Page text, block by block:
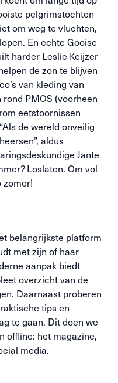
pelgrimstochten
om weg te vluchten,
En echte Gooise
harder Leslie Keijzer
de zon te blijven
van kleding van
PMOS (voorheen
eetstoornissen
de wereld onveilig
aldus
Jante
Loslaten. Om vol
zomer!
belangrijkste platform
met zijn of haar
aanpak biedt
overzicht van de
Daarnaast proberen
tips en
te gaan. Dit doen we
offline: het magazine,
media.